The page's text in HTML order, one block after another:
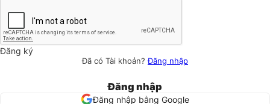
Đăng ký
Đã có Tài khoản?Đăng nhập
Đăng nhập
Đăng nhập bằng Google